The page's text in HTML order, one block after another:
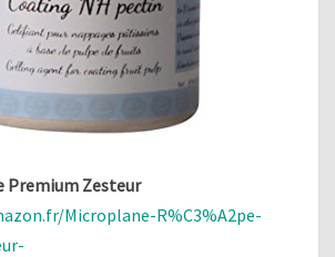
Premium Zesteur
Microplane-R%C3%A2pe-